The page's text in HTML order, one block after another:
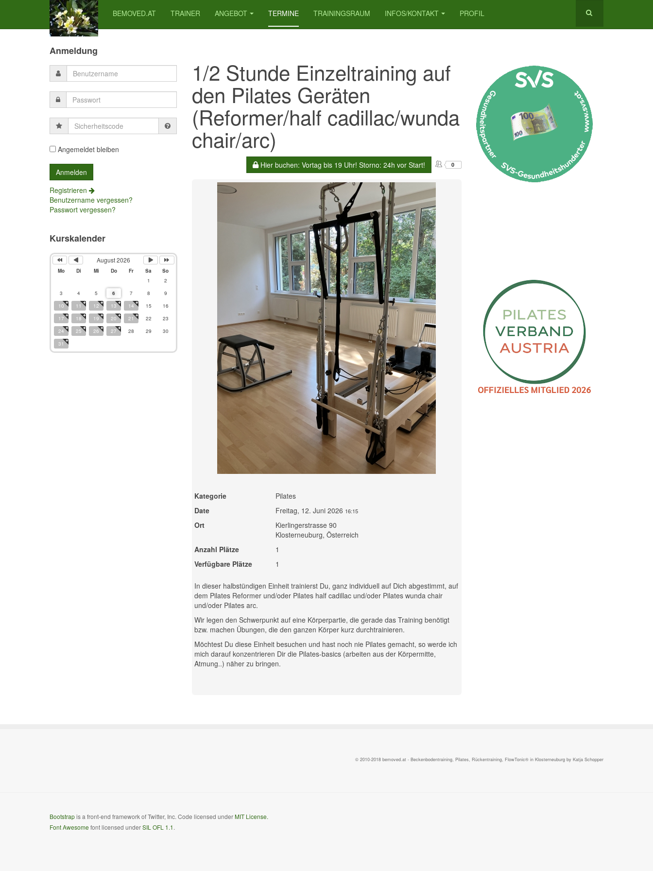
BEMOVED.AT TRAINER ANGEBOT TERMINE TRAININGSRAUM INFOS/KONTAKT PROFIL
1/2 Stunde Einzeltraining auf
den Pilates Geräten
(Reformer/half cadillac/wunda
chair/arc)
Hier buchen: Vortag bis 19 Uhr! Storno: 24h vor Start! 0
Kategorie
Pilates
Date
Freitag, 12. Juni 2026 16:15
Ort
Kierlingerstrasse 90
Klosterneuburg, Österreich
Anzahl Plätze
1
Verfügbare Plätze
1
In dieser halbstündigen Einheit trainierst Du, ganz individuell auf Dich abgestimmt, auf
dem Pilates Reformer und/oder Pilates half cadillac und/oder Pilates wunda chair
und/oder Pilates arc.
Wir legen den Schwerpunkt auf eine Körperpartie, die gerade das Training benötigt
bzw. machen Übungen, die den ganzen Körper kurz durchtrainieren.
Möchtest Du diese Einheit besuchen und hast noch nie Pilates gemacht, so werde ich
mich darauf konzentrieren Dir die Pilates-basics (arbeiten aus der Körpermitte,
Atmung..) näher zu bringen.
Anmeldung
Sicherheitscode
Angemeldet bleiben
Registrieren
Benutzername vergessen?
Passwort vergessen?
Kurskalender
PreviousPrevious
August 2026
Mo Di Mi Do Fr Sa
So
1
2
3
4 5 6 7 8
9
10
11 12 13 14 15
16
17
18 19 20 21 22
23
24
25 26 27 28 29
30
31
© 2010-2018 bemoved.at - Beckenbodentraining, Pilates, Rückentraining, FlowTonic® in Klosterneuburg by Katja Schopper
Bootstrapis a front-end framework of Twitter, Inc. Code licensed underMIT License.
Font Awesome font licensed underSIL OFL 1.1.